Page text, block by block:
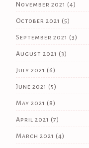
November 2021 (4)
October 2021 (5)
September 2021 (3)
August 2021 (3)
July 2021 (6)
June 2021 (5)
May 2021 (8)
April 2021 (7)
March 2021 (4)